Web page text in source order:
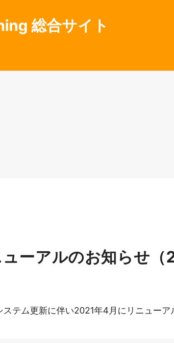
ーアルのお知らせ（
テム更新に伴い2021年4月にリニューア
総合サイト